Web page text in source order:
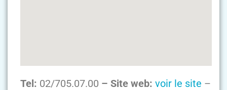
Tel: 02/705.07.00 – Site web: voir le site –